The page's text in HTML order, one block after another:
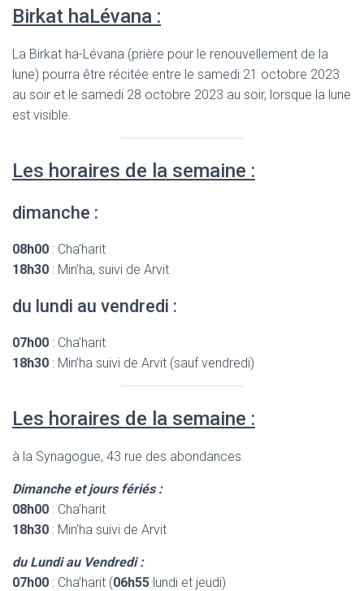
Birkat haLévana :
La Birkat ha-Lévana (prière pour le renouvellement de la
lune) pourra être récitée entre le samedi 21 octobre 2023
au soir et le samedi 28 octobre 2023 au soir, lorsque la lune
est visible.
Les horaires de la semaine :
dimanche :
08h00 : Cha’harit
18h30 : Min’ha, suivi de Arvit
du lundi au vendredi :
07h00 : Cha’harit
18h30 : Min’ha suivi de Arvit (sauf vendredi)
Les horaires de la semaine :
à la Synagogue, 43 rue des abondances
Dimanche et jours fériés :
08h00 : Cha’harit
18h30 : Min’ha suivi de Arvit
du Lundi au Vendredi :
07h00 : Cha’harit (06h55 lundi et jeudi)